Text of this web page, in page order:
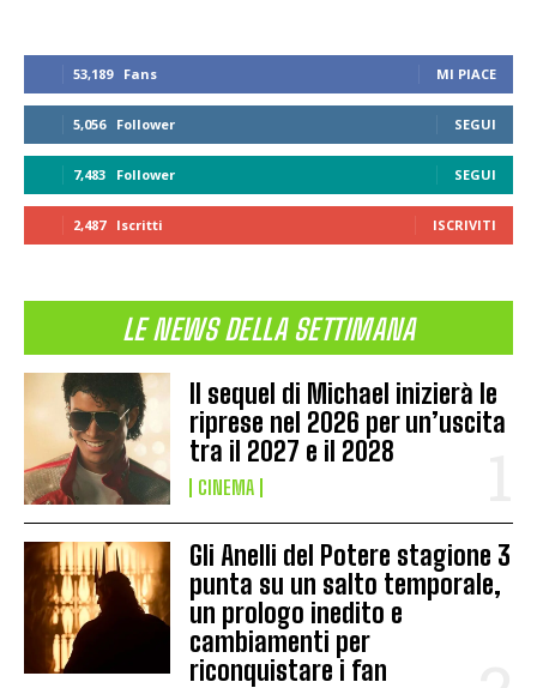
53,189 Fans MI PIACE
5,056 Follower SEGUI
7,483 Follower SEGUI
2,487 Iscritti ISCRIVITI
LE NEWS DELLA SETTIMANA
Il sequel di Michael inizierà le
riprese nel 2026 per un’uscita
tra il 2027 e il 2028
CINEMA
Gli Anelli del Potere stagione 3
punta su un salto temporale,
un prologo inedito e
cambiamenti per
riconquistare i fan